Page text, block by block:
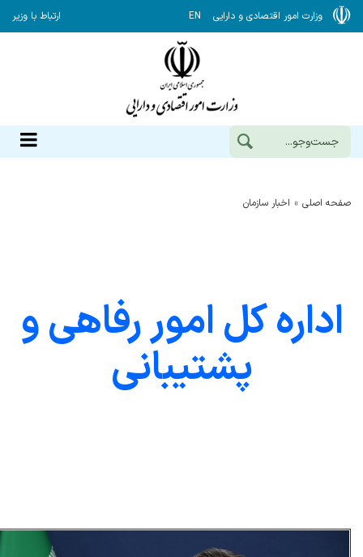
وزارت امور اقتصادی و دارایی EN ارتباط با وزیر
صفحه اصلی اخبار سازمان
اداره کل امور رفاهی و
پشتیبانی